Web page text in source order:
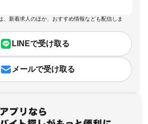
、新着求人のほか、おすすめ情報なども配信しま
LINEで受け取る
メールで受け取る